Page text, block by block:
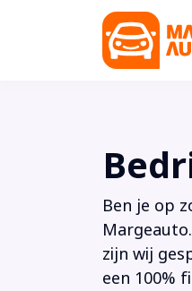
Ben je op
zijn wij
een 100%